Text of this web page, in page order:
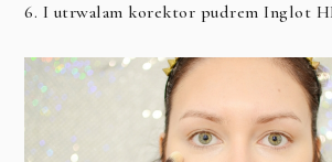
6. I utrwalam korektor pudrem Inglot